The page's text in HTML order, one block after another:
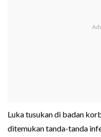
Luka tusukan di badan
ditemukan tanda-tanda